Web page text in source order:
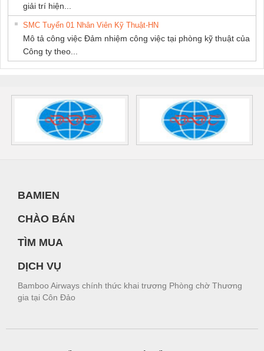
giải trí hiện...
SMC Tuyển 01 Nhân Viên Kỹ Thuật-HN
Mô tả công việc Đảm nhiệm công việc tại phòng kỹ thuật của
Công ty theo...
BAMIEN
CHÀO BÁN
TÌM MUA
DỊCH VỤ
Bamboo Airways chính thức khai trương Phòng chờ Thương
gia tại Côn Đảo